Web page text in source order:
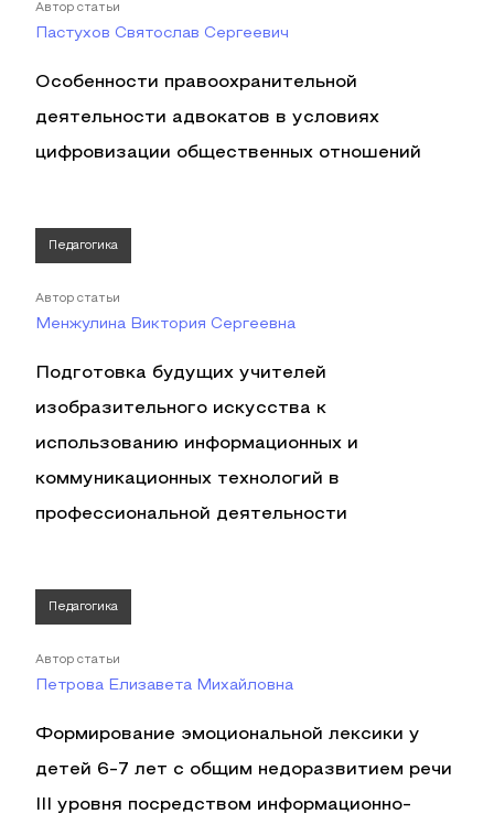
Автор статьи
Пастухов Святослав Сергеевич
Особенности правоохранительной
деятельности адвокатов в условиях
цифровизации общественных отношений
Педагогика
Автор статьи
Менжулина Виктория Сергеевна
Подготовка будущих учителей
изобразительного искусства к
использованию информационных и
коммуникационных технологий в
профессиональной деятельности
Педагогика
Автор статьи
Петрова Елизавета Михайловна
Формирование эмоциональной лексики у
детей 6-7 лет с общим недоразвитием речи
III уровня посредством информационно-